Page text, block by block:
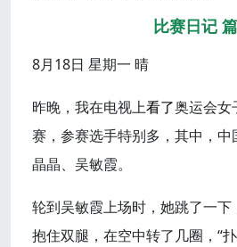
比赛日记
8月18日 星期一 晴
昨晚，我在电视上看了奥运会女
赛，参赛选手特别多，其中，
晶晶、吴敏霞。
轮到吴敏霞上场时，她跳了一
抱住双腿，在空中转了几圈，“